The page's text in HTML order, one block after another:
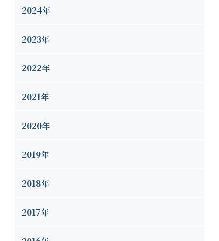
2024年
2023年
2022年
2021年
2020年
2019年
2018年
2017年